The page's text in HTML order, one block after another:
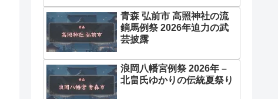
青森 弘前市 高照神社の流
鏑馬例祭 2026年迫力の武
芸披露
浪岡八幡宮例祭 2026年 –
北畠氏ゆかりの伝統夏祭り